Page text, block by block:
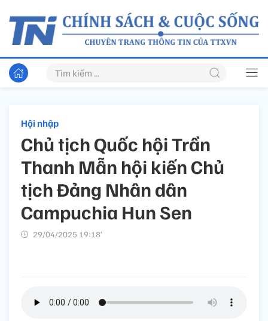
Hội nhập
Chủ tịch Quốc hội Trần
Thanh Mẫn hội kiến Chủ
tịch Đảng Nhân dân
Campuchia Hun Sen
29/04/2025 19:18’